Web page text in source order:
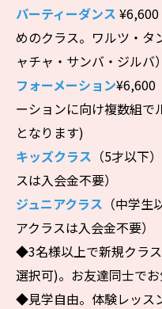
パーティーダンス ¥6,600
めのクラス。ワルツ・タ
ャチャ・サンバ・ジルバ）
フォーメーション¥6,600
ーションに向け複数組で
となります)
キッズクラス （5才以下
スは入会金不要）
ジュニアクラス （中学
アクラスは入会金不要）
◆3名様以上で新規クラ
選択可)。お友達同士で
◆見学自由。体験レッス